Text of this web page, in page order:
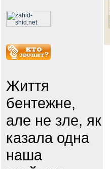
Життя
бентежне,
але не зле, як
казала одна
наша